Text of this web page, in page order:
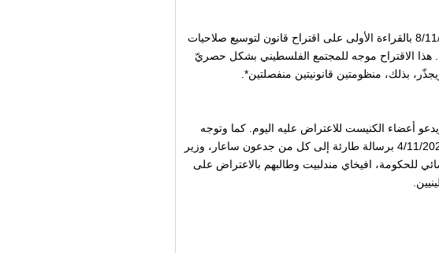
تصوّت الكنيست اليوم الاثنين، الموافق 8/11/2021 بالقراءة الأولى على اقتراح قانون لتوسيع صلاحيات
الاقتراح موجه للمجتمع الفلسطيني بشكل حصريّ
بذلك، منظومتين قانونيتين منفصلتين*.
أعضاء الكنيست للاعتراض عليه اليوم. كما وتوجه
مركز عدالة يوم الخميس الماضي الموافق 4/11/2021 برسالة طارئة إلى كل من جدعون ساعار، وزير
للحكومة، افيخاي مندلبيت وطالبهم بالاعتراض على